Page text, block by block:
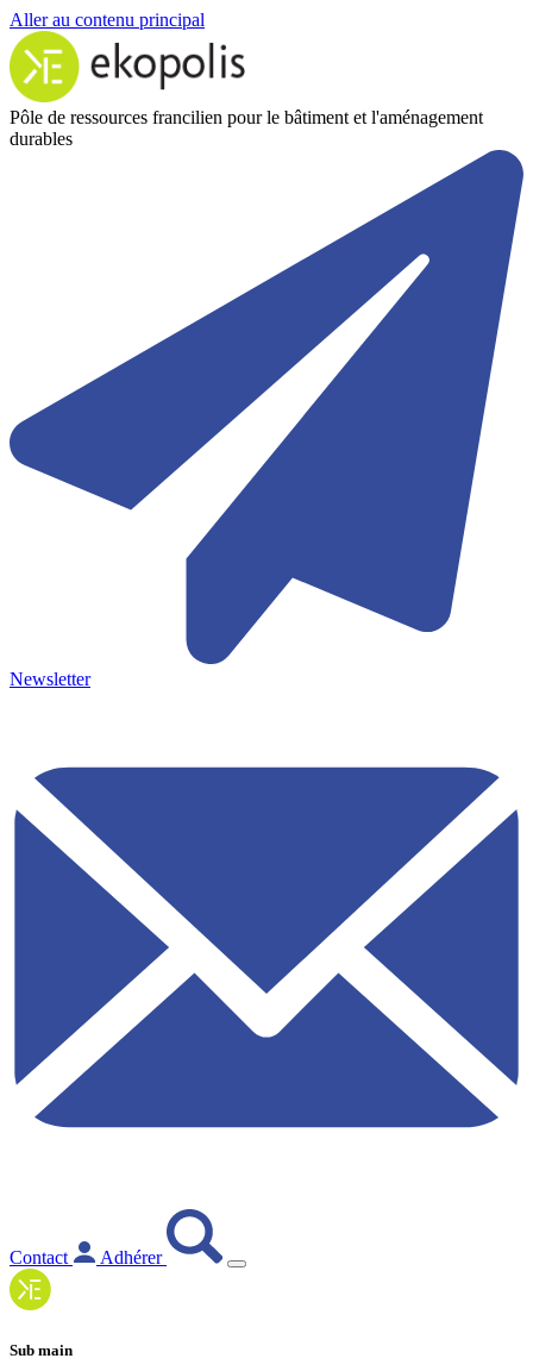
Aller au contenu principal
Pôle de ressources francilien pour le bâtiment et l'aménagement
durables
Newsletter
Contact Adhérer
Sub main